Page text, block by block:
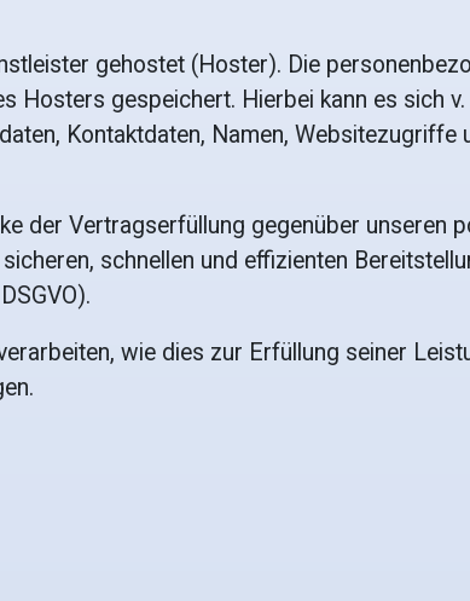
gehostet (Hoster). Die
Hosters gespeichert. Hierbei kann es sich
Kontaktdaten, Namen, Websitezugriffe
der Vertragserfüllung gegenüber unseren
schnellen und effizienten
wie dies zur Erfüllung seiner